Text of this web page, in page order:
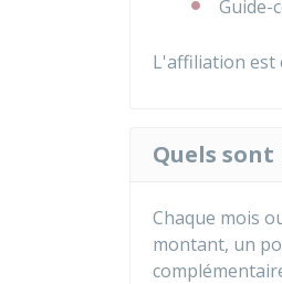
Guide-
L'affiliation est
Quels
Chaque mois
montant, un